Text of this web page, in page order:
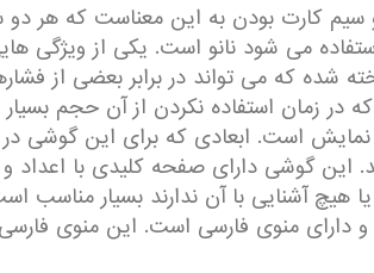
کارت بودن به این معناست که هر
می شود نانو است. یکی از ویژگی
که می تواند در برابر بعضی از
زمان استفاده نکردن از آن حجم
است که وزنی معادل ۸۶.۷ گرم پیدا کند. این گوشی
هیچ آشنایی با آن ندارند بسیار
منوی فارسی است. این منوی فارسی